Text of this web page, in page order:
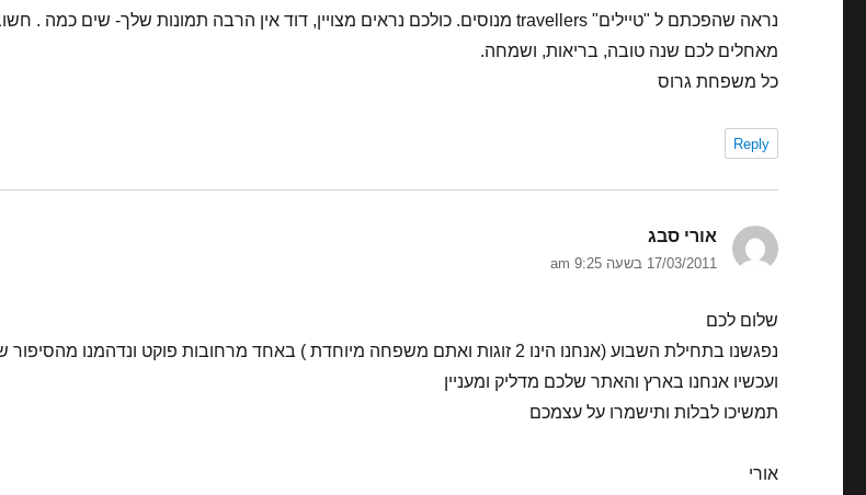
נראה שהפכתם ל "טיילים" travellers מנוסים. כולכם נראים מצויין, דוד אין הרבה תמונות שלך- שים כמה . חשוב לתעד.
מאחלים לכם שנה טובה, בריאות, ושמחה.
כל משפחת גרוס
Reply
אורי סבג
17/03/2011 בשעה 9:25 am
שלום לכם
נפגשנו בתחילת השבוע (אנחנו הינו 2 זוגות ואתם משפחה מיוחדת ) באחד מרחובות פוקט ונדהמנו מהסיפור שלכם
ועכשיו אנחנו בארץ והאתר שלכם מדליק ומעניין
תמשיכו לבלות ותישמרו על עצמכם
אורי